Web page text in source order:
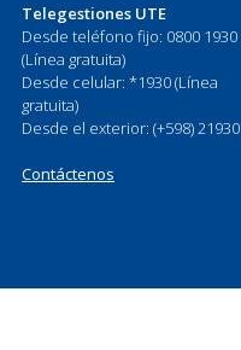
Telegestiones UTE
Desde teléfono fijo: 0800 1930
(Línea gratuita)
Desde celular: *1930 (Línea
gratuita)
Desde el exterior: (+598) 21930
Contáctenos